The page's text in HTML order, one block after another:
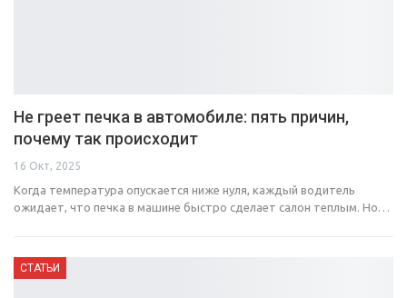
Не греет печка в автомобиле: пять причин,
почему так происходит
16 Окт, 2025
Когда температура опускается ниже нуля, каждый водитель
ожидает, что печка в машине быстро сделает салон теплым. Но…
СТАТЬИ